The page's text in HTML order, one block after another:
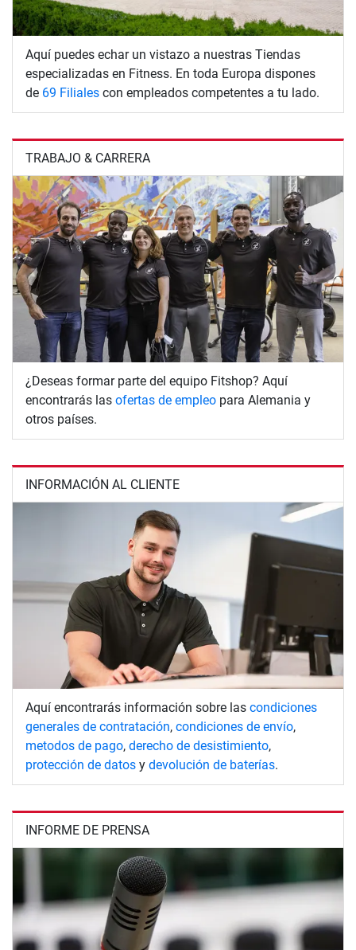
Aquí puedes echar un vistazo a nuestras Tiendas
especializadas en Fitness. En toda Europa dispones
de 69 Filiales con empleados competentes a tu lado.
TRABAJO & CARRERA
¿Deseas formar parte del equipo Fitshop? Aquí
encontrarás las ofertas de empleo para Alemania y
otros países.
INFORMACIÓN AL CLIENTE
Aquí encontrarás información sobre las condiciones
generales de contratación, condiciones de envío,
metodos de pago, derecho de desistimiento,
protección de datos y devolución de baterías.
INFORME DE PRENSA